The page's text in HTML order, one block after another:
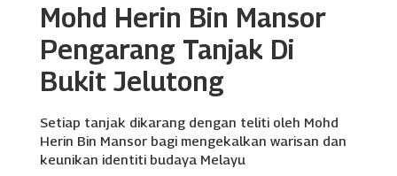
Mohd Herin Bin Mansor
Pengarang Tanjak Di
Bukit Jelutong
Setiap tanjak dikarang dengan teliti oleh Mohd
Herin Bin Mansor bagi mengekalkan warisan dan
keunikan identiti budaya Melayu